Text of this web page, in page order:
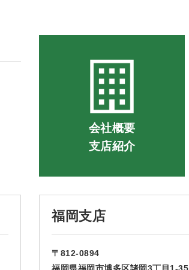
会社概要
支店紹介
福岡支店
〒812-0894